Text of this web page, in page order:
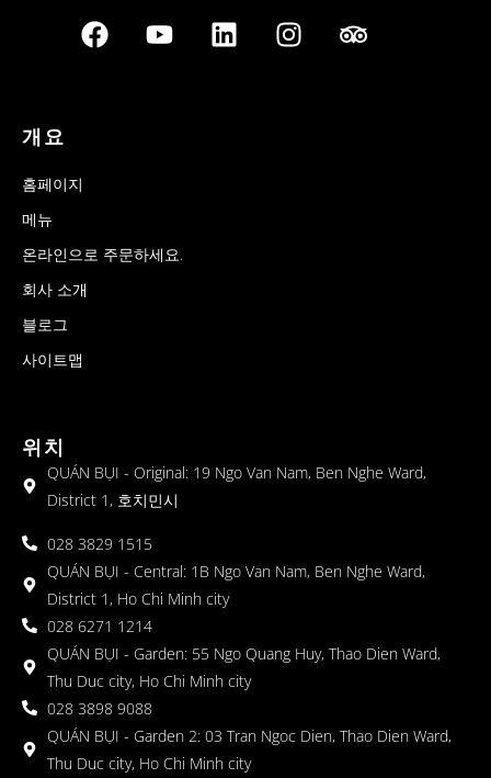
개요
홈페이지
메뉴
온라인으로 주문하세요.
회사 소개
블로그
사이트맵
위치
QUÁN BỤI - Original: 19 Ngo Van Nam, Ben Nghe Ward,
District 1, 호치민시
028 3829 1515
QUÁN BỤI - Central: 1B Ngo Van Nam, Ben Nghe Ward,
District 1, Ho Chi Minh city
028 6271 1214
QUÁN BỤI - Garden: 55 Ngo Quang Huy, Thao Dien Ward,
Thu Duc city, Ho Chi Minh city
028 3898 9088
QUÁN BỤI - Garden 2: 03 Tran Ngoc Dien, Thao Dien Ward,
Thu Duc city, Ho Chi Minh city